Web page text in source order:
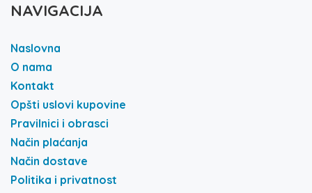
NAVIGACIJA
Naslovna
O nama
Kontakt
Opšti uslovi kupovine
Pravilnici i obrasci
Način plaćanja
Način dostave
Politika i privatnost